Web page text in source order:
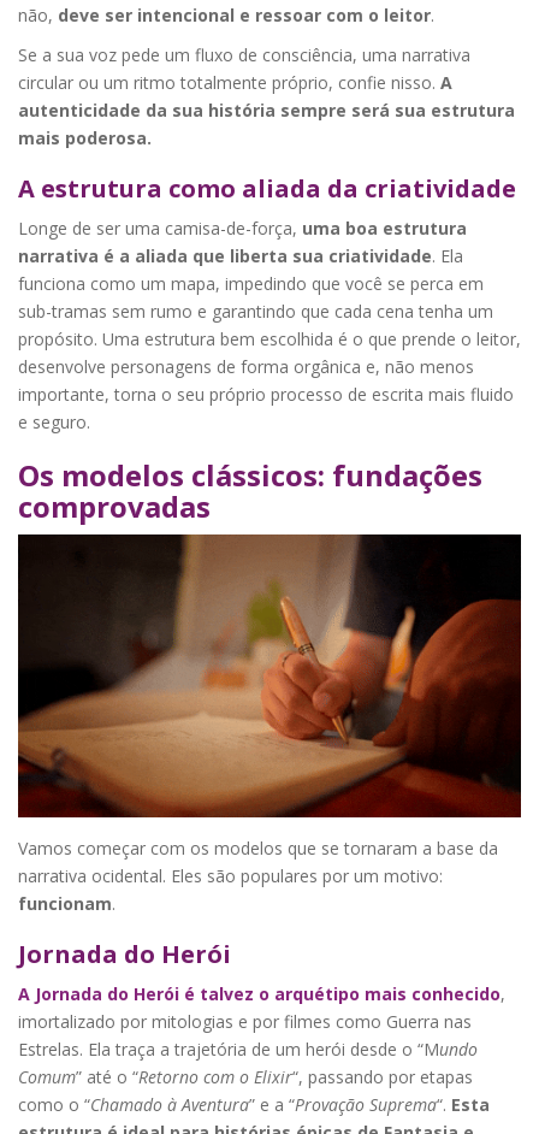
não, deve ser intencional e ressoar com o leitor.
Se a sua voz pede um fluxo de consciência, uma narrativa
circular ou um ritmo totalmente próprio, confie nisso. A
autenticidade da sua história sempre será sua estrutura
mais poderosa.
A estrutura como aliada da criatividade
Longe de ser uma camisa-de-força, uma boa estrutura
narrativa é a aliada que liberta sua criatividade. Ela
funciona como um mapa, impedindo que você se perca em
sub-tramas sem rumo e garantindo que cada cena tenha um
propósito. Uma estrutura bem escolhida é o que prende o leitor,
desenvolve personagens de forma orgânica e, não menos
importante, torna o seu próprio processo de escrita mais fluido
e seguro.
Os modelos clássicos: fundações
comprovadas
Vamos começar com os modelos que se tornaram a base da
narrativa ocidental. Eles são populares por um motivo:
funcionam.
Jornada do Herói
A Jornada do Herói é talvez o arquétipo mais conhecido,
imortalizado por mitologias e por filmes como Guerra nas
Estrelas. Ela traça a trajetória de um herói desde o “Mundo
Comum” até o “Retorno com o Elixir“, passando por etapas
como o “Chamado à Aventura” e a “Provação Suprema“. Esta